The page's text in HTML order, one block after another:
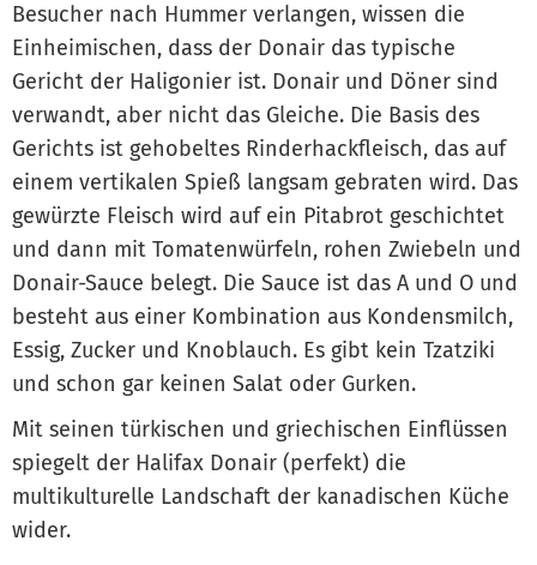
Besucher nach Hummer verlangen, wissen die
Einheimischen, dass der Donair das typische
Gericht der Haligonier ist. Donair und Döner sind
verwandt, aber nicht das Gleiche. Die Basis des
Gerichts ist gehobeltes Rinderhackfleisch, das auf
einem vertikalen Spieß langsam gebraten wird. Das
gewürzte Fleisch wird auf ein Pitabrot geschichtet
und dann mit Tomatenwürfeln, rohen Zwiebeln und
Donair-Sauce belegt. Die Sauce ist das A und O und
besteht aus einer Kombination aus Kondensmilch,
Essig, Zucker und Knoblauch. Es gibt kein Tzatziki
und schon gar keinen Salat oder Gurken.
Mit seinen türkischen und griechischen Einflüssen
spiegelt der Halifax Donair (perfekt) die
multikulturelle Landschaft der kanadischen Küche
wider.